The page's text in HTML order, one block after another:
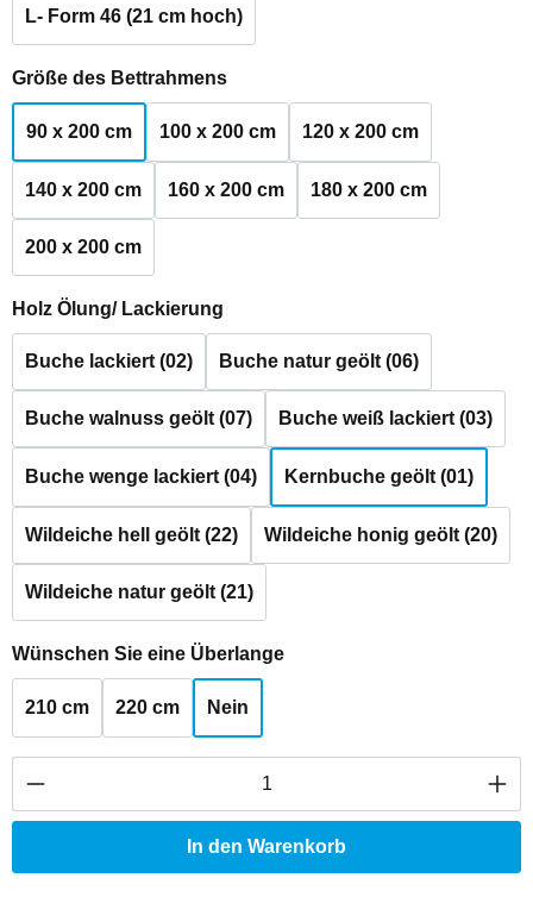
L- Form 46 (21 cm hoch)
Größe des Bettrahmensauswählen
90 x 200 cm 100 x 200 cm 120 x 200 cm
140 x 200 cm 160 x 200 cm 180 x 200 cm
200 x 200 cm
Holz Ölung/ Lackierung
Buche lackiert (02) Buche natur geölt (06)
Buche walnuss geölt (07) Buche weiß lackiert (03)
Buche wenge lackiert (04) Kernbuche geölt (01)
Wildeiche hell geölt (22) Wildeiche honig geölt (20)
Wildeiche natur geölt (21)
Wünschen Sie eine Überlangeauswählen
210 cm 220 cm Nein
Produkt Anzahl: Gib den gewünschten
In den Warenkorb